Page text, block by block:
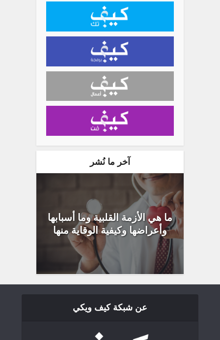
آخر ما نُشر
ما هي الأزمة القلبية وما أسبابها
وأعراضها وكيفية الوقاية منها
عن شبكة كيف ويكي